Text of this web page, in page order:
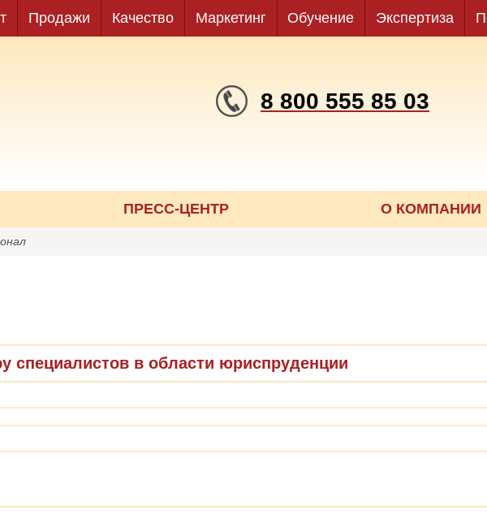
Продажи Качество Маркетинг Обучение Экспертиза
8 800 555 85 03
ПРЕСС-ЦЕНТР О КОМПАНИИ
специалистов в области юриспруденции